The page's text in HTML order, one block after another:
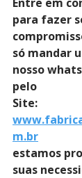
para fazer
só mandar
nosso
pelo
Site:
m.br
estamos
suas